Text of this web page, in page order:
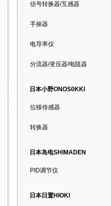
信号转换器/互感器
手操器
电导率仪
分流器/变压器/电阻器
日本小野ONOS0KKI
位移传感器
转换器
日本岛电SHIMADEN
PID调节仪
日本日置HIOKI